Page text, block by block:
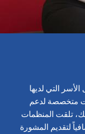
التي لديها
متخصصة لدعم
تلقت المنظمات
لتقديم المشورة